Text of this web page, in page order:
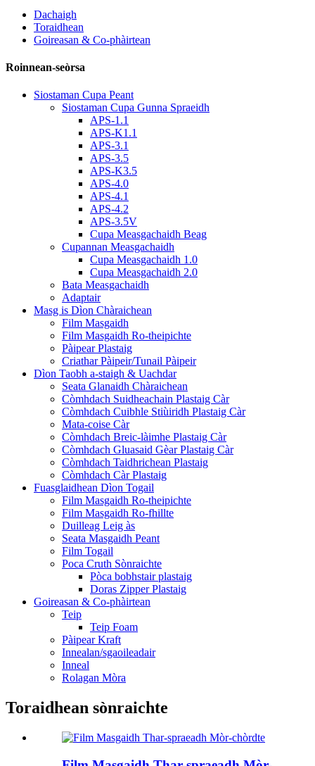
Dachaigh
Toraidhean
Goireasan & Co-phàirtean
Roinnean-seòrsa
Siostaman Cupa Peant
Siostaman Cupa Gunna Spraeidh
APS-1.1
APS-K1.1
APS-3.1
APS-3.5
APS-K3.5
APS-4.0
APS-4.1
APS-4.2
APS-3.5V
Cupa Measgachaidh Beag
Cupannan Measgachaidh
Cupa Measgachaidh 1.0
Cupa Measgachaidh 2.0
Bata Measgachaidh
Adaptair
Masg is Dìon Chàraichean
Film Masgaidh
Film Masgaidh Ro-theipichte
Pàipear Plastaig
Criathar Pàipeir/Tunail Pàipeir
Dìon Taobh a-staigh & Uachdar
Seata Glanaidh Chàraichean
Còmhdach Suidheachain Plastaig Càr
Còmhdach Cuibhle Stiùiridh Plastaig Càr
Mata-coise Càr
Còmhdach Breic-làimhe Plastaig Càr
Còmhdach Gluasaid Gèar Plastaig Càr
Còmhdach Taidhrichean Plastaig
Còmhdach Càr Plastaig
Fuasglaidhean Dìon Togail
Film Masgaidh Ro-theipichte
Film Masgaidh Ro-fhillte
Duilleag Leig às
Seata Masgaidh Peant
Film Togail
Poca Cruth Sònraichte
Pòca bobhstair plastaig
Doras Zipper Plastaig
Goireasan & Co-phàirtean
Teip
Teip Foam
Pàipear Kraft
Innealan/sgaoileadair
Inneal
Rolagan Mòra
Toraidhean sònraichte